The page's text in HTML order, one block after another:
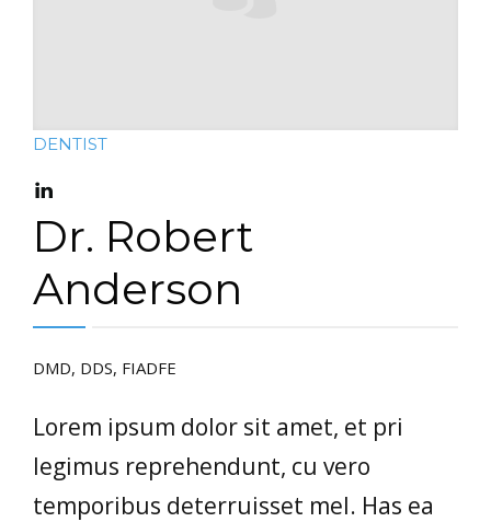
DENTIST
Dr. Robert
Anderson
DMD, DDS, FIADFE
Lorem ipsum dolor sit amet, et pri
legimus reprehendunt, cu vero
temporibus deterruisset mel. Has ea